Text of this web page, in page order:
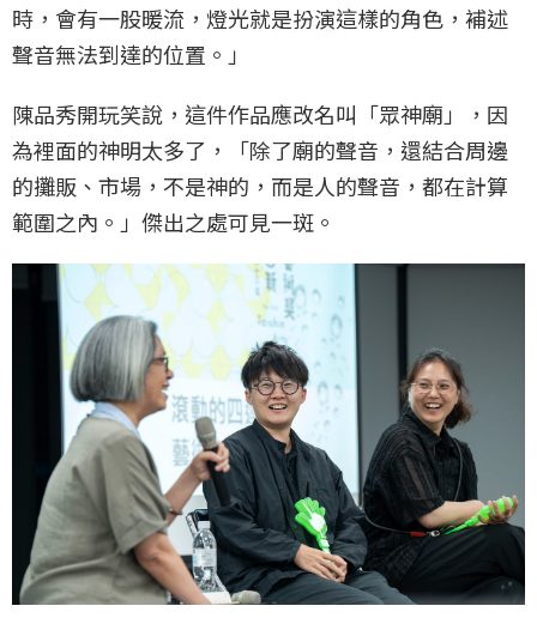
時，會有一股暖流，燈光就是扮演這樣的角色，補述
聲音無法到達的位置。」
陳品秀開玩笑說，這件作品應改名叫「眾神廟」，因
為裡面的神明太多了，「除了廟的聲音，還結合周邊
的攤販、市場，不是神的，而是人的聲音，都在計算
範圍之內。」傑出之處可見一斑。